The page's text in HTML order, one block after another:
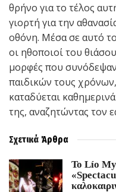
θρήνο για το τέλος
γιορτή για την
οθόνη. Μέσα σε αυτό το
οι ηθοποιοί του
μορφές που συνόδεψαν
παιδικών τους
καταδύεται
της, αναζητώντας τον
Σχετικά Άρθρα
Το Lío